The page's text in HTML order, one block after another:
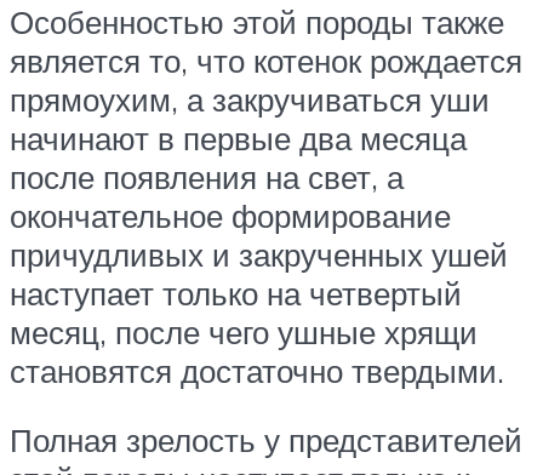
Особенностью этой породы также
является то, что котенок рождается
прямоухим, а закручиваться уши
начинают в первые два месяца
после появления на свет, а
окончательное формирование
причудливых и закрученных ушей
наступает только на четвертый
месяц, после чего ушные хрящи
становятся достаточно твердыми.
Полная зрелость у представителей